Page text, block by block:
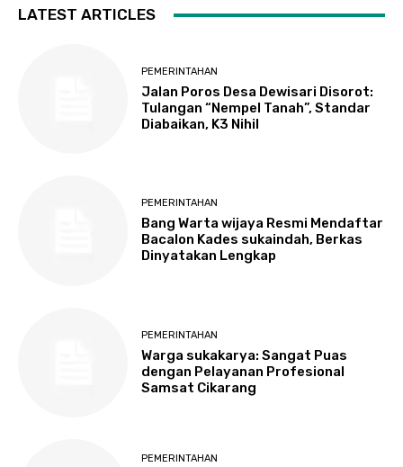
LATEST ARTICLES
PEMERINTAHAN
Jalan Poros Desa Dewisari Disorot:
Tulangan “Nempel Tanah”, Standar
Diabaikan, K3 Nihil
PEMERINTAHAN
Bang Warta wijaya Resmi Mendaftar
Bacalon Kades sukaindah, Berkas
Dinyatakan Lengkap
PEMERINTAHAN
Warga sukakarya: Sangat Puas
dengan Pelayanan Profesional
Samsat Cikarang
PEMERINTAHAN